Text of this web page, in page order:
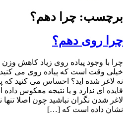
برچسب: چرا دهم؟
چرا روی دهم؟
چرا با وجود پیاده روی زیاد کاهش
خیلی وقت است که پیاده روی می کنید
نه لاغر شده اید؟ احساس می کنید که
فایده ای ندارد و یا نتیجه معکوس
لاغر شدن نگران نباشید چون اصلا
نشان داده است که […]